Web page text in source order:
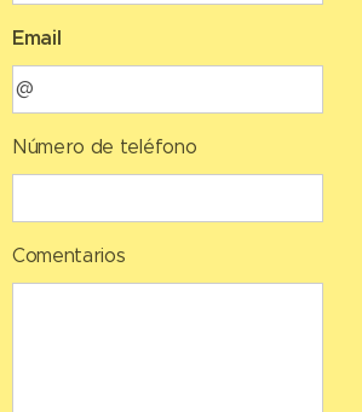
Email
Número de teléfono
Comentarios